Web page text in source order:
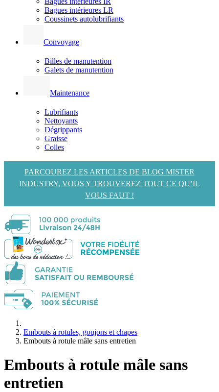
Bagues intérieures LR
Coussinets autolubrifiants
Convoyage
Billes de manutention
Galets de manutention
Maintenance
Lubrifiants
Nettoyants
Dégrippants
Graisse
Colles
PARCOUREZ LES ARTICLES DE BLOG MISTER
INDUSTRY, VOUS Y TROUVEREZ TOUT CE QU’IL
VOUS FAUT !
Embouts à rotules, goujons et chapes
Embouts à rotule mâle sans entretien
Embouts à rotule mâle sans
entretien